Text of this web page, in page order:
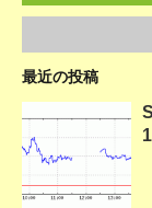
最近の投稿